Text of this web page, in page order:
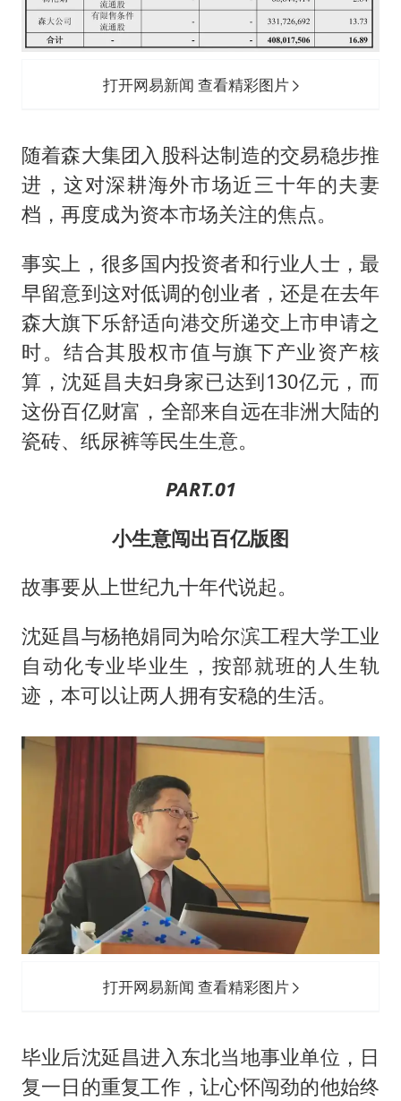
打开网易新闻 查看精彩图片
随着森大集团入股科达制造的交易稳步推
进，这对深耕海外市场近三十年的夫妻
档，再度成为资本市场关注的焦点。
事实上，很多国内投资者和行业人士，最
早留意到这对低调的创业者，还是在去年
森大旗下乐舒适向港交所递交上市申请之
时。结合其股权市值与旗下产业资产核
算，沈延昌夫妇身家已达到130亿元，而
这份百亿财富，全部来自远在非洲大陆的
瓷砖、纸尿裤等民生生意。
PART.01
小生意闯出百亿版图
故事要从上世纪九十年代说起。
沈延昌与杨艳娟同为哈尔滨工程大学工业
自动化专业毕业生，按部就班的人生轨
迹，本可以让两人拥有安稳的生活。
打开网易新闻 查看精彩图片
毕业后沈延昌进入东北当地事业单位，日
复一日的重复工作，让心怀闯劲的他始终